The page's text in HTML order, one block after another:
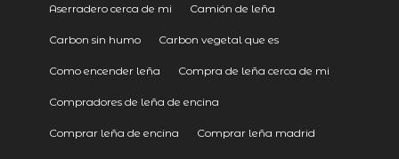
Aserradero cerca de mi Camión de leña
Carbon sin humo Carbon vegetal que es
Como encender leña Compra de leña cerca de mi
Compradores de leña de encina
Comprar leña de encina Comprar leña madrid